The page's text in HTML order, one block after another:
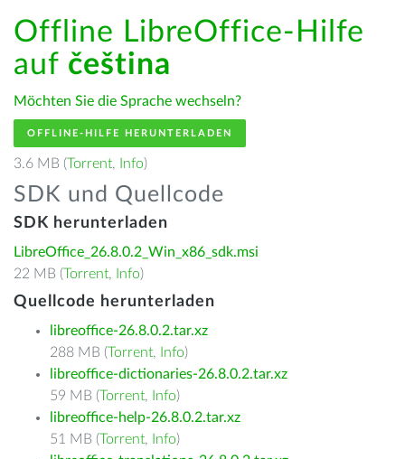
Offline LibreOffice-Hilfe
auf čeština
Möchten Sie die Sprache wechseln?
OFFLINE-HILFE HERUNTERLADEN
3.6 MB (Torrent, Info)
SDK und Quellcode
SDK herunterladen
LibreOffice_26.8.0.2_Win_x86_sdk.msi
22 MB (Torrent, Info)
Quellcode herunterladen
libreoffice-26.8.0.2.tar.xz
288 MB (Torrent, Info)
libreoffice-dictionaries-26.8.0.2.tar.xz
59 MB (Torrent, Info)
libreoffice-help-26.8.0.2.tar.xz
51 MB (Torrent, Info)